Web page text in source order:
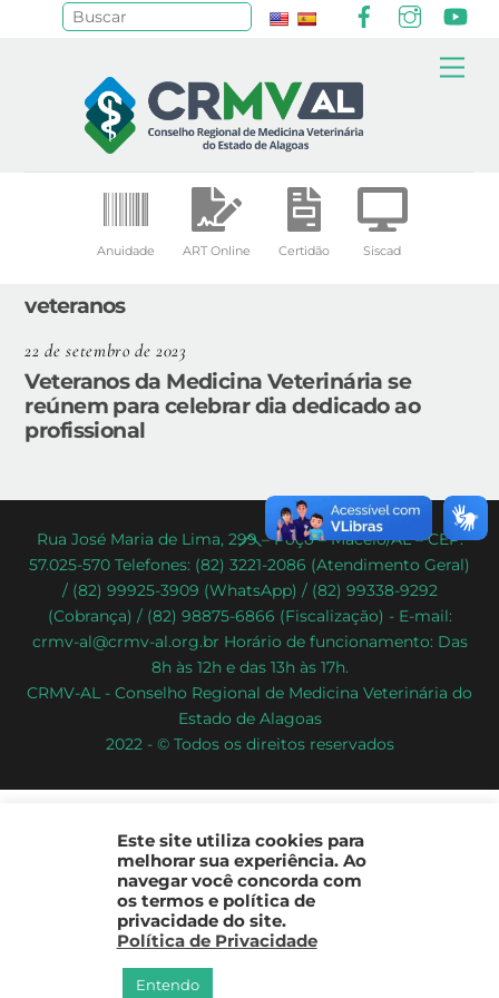
Anuidade ART Online Certidão Siscad
veteranos
22 de setembro de 2023
Veteranos da Medicina Veterinária se
reúnem para celebrar dia dedicado ao
profissional
Back
To
Top
Rua José Maria de Lima, 299 – Poço – Maceió/AL – CEP:
57.025-570 Telefones: (82) 3221-2086 (Atendimento Geral)
/ (82) 99925-3909 (WhatsApp) / (82) 99338-9292
(Cobrança) / (82) 98875-6866 (Fiscalização) - E-mail:
crmv-al@crmv-al.org.br Horário de funcionamento: Das
8h às 12h e das 13h às 17h.
CRMV-AL - Conselho Regional de Medicina Veterinária do
Estado de Alagoas
2022 - © Todos os direitos reservados
Este site utiliza cookies para
melhorar sua experiência. Ao
navegar você concorda com
os termos e política de
privacidade do site.
Política de Privacidade
Entendo